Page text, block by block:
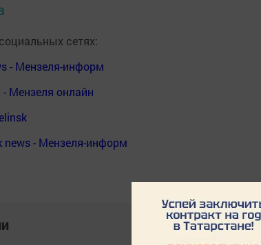
сетях:
- Мензеля-информ
Мензеля онлайн
news - Мензеля-информ